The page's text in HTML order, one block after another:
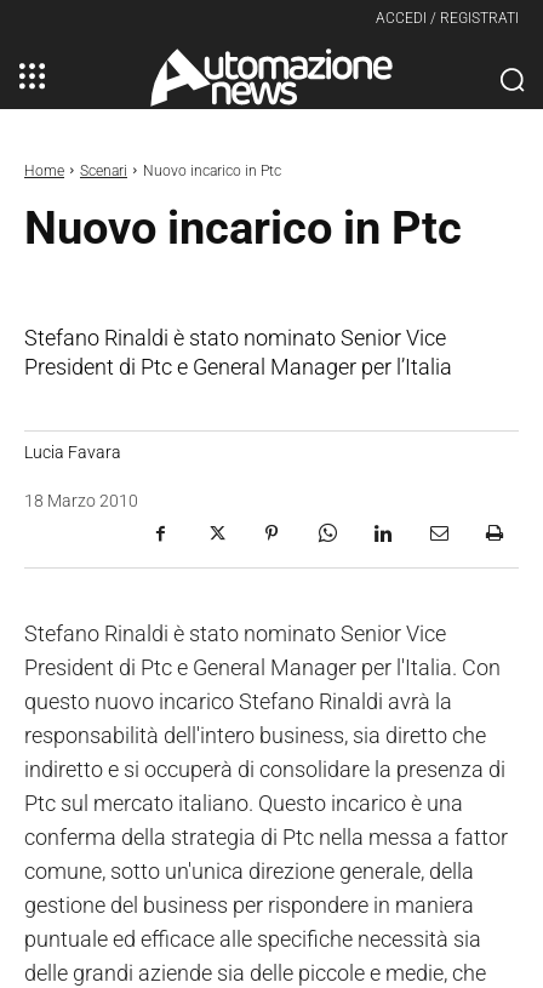
ACCEDI / REGISTRATI
Home Scenari Nuovo incarico in Ptc
Nuovo incarico in Ptc
Stefano Rinaldi è stato nominato Senior Vice
President di Ptc e General Manager per l’Italia
Lucia Favara
18 Marzo 2010
Stefano Rinaldi è stato nominato Senior Vice
President di Ptc e General Manager per l'Italia. Con
questo nuovo incarico Stefano Rinaldi avrà la
responsabilità dell'intero business, sia diretto che
indiretto e si occuperà di consolidare la presenza di
Ptc sul mercato italiano. Questo incarico è una
conferma della strategia di Ptc nella messa a fattor
comune, sotto un'unica direzione generale, della
gestione del business per rispondere in maniera
puntuale ed efficace alle specifiche necessità sia
delle grandi aziende sia delle piccole e medie, che